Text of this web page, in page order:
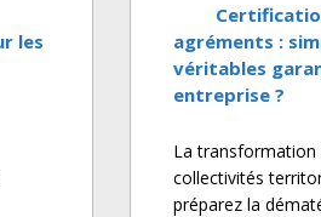
les
agréments :
véritables
entreprise ?
La transformation
collectivités
préparez la